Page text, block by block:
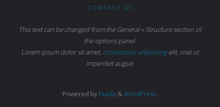
CONTACT US
This text can be changed from the General » Structure section of
the options panel.
Lorem ipsumdolor sit amet, consectetur adipiscingelit, cras ut
imperdiet augue.
Powered by Fluida & WordPress.